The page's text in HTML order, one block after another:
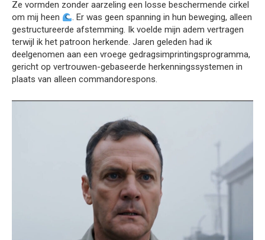
Ze vormden zonder aarzeling een losse beschermende cirkel
om mij heen
. Er was geen spanning in hun beweging, alleen
gestructureerde afstemming. Ik voelde mijn adem vertragen
terwijl ik het patroon herkende. Jaren geleden had ik
deelgenomen aan een vroege gedragsimprintingsprogramma,
gericht op vertrouwen-gebaseerde herkenningssystemen in
plaats van alleen commandorespons.